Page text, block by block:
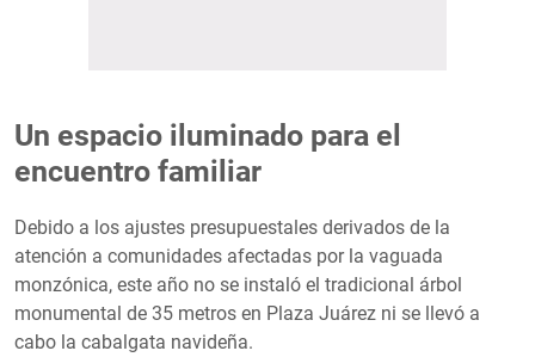
Un espacio iluminado para el
encuentro familiar
Debido a los ajustes presupuestales derivados de la
atención a comunidades afectadas por la vaguada
monzónica, este año no se instaló el tradicional árbol
monumental de 35 metros en Plaza Juárez ni se llevó a
cabo la cabalgata navideña.